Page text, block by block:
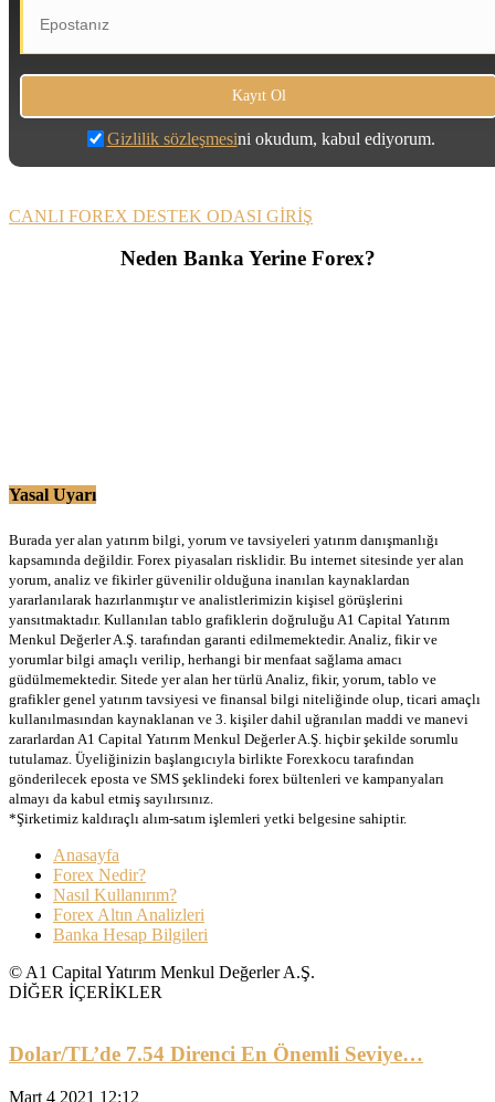
Gizlilik sözleşmesini okudum, kabul ediyorum.
CANLI FOREX DESTEK ODASI GİRİŞ
Neden Banka Yerine Forex?
Yasal Uyarı
Burada yer alan yatırım bilgi, yorum ve tavsiyeleri yatırım danışmanlığı
kapsamında değildir. Forex piyasaları risklidir. Bu internet sitesinde yer alan
yorum, analiz ve fikirler güvenilir olduğuna inanılan kaynaklardan
yararlanılarak hazırlanmıştır ve analistlerimizin kişisel görüşlerini
yansıtmaktadır. Kullanılan tablo grafiklerin doğruluğu A1 Capital Yatırım
Menkul Değerler A.Ş. tarafından garanti edilmemektedir. Analiz, fikir ve
yorumlar bilgi amaçlı verilip, herhangi bir menfaat sağlama amacı
güdülmemektedir. Sitede yer alan her türlü Analiz, fikir, yorum, tablo ve
grafikler genel yatırım tavsiyesi ve finansal bilgi niteliğinde olup, ticari amaçlı
kullanılmasından kaynaklanan ve 3. kişiler dahil uğranılan maddi ve manevi
zararlardan A1 Capital Yatırım Menkul Değerler A.Ş. hiçbir şekilde sorumlu
tutulamaz. Üyeliğinizin başlangıcıyla birlikte Forexkocu tarafından
gönderilecek eposta ve SMS şeklindeki forex bültenleri ve kampanyaları
almayı da kabul etmiş sayılırsınız.
*Şirketimiz kaldıraçlı alım-satım işlemleri yetki belgesine sahiptir.
Anasayfa
Forex Nedir?
Nasıl Kullanırım?
Forex Altın Analizleri
Banka Hesap Bilgileri
© A1 Capital Yatırım Menkul Değerler A.Ş.
DİĞER İÇERİKLER
Dolar/TL’de 7.54 Direnci En Önemli Seviye…
Mart 4 2021 12:12